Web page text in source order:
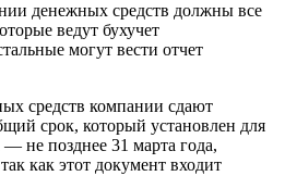
денежных средств должны все
ведут бухучет
могут вести отчет
средств компании сдают
срок, который установлен для
— не позднее 31 марта года,
как этот документ входит